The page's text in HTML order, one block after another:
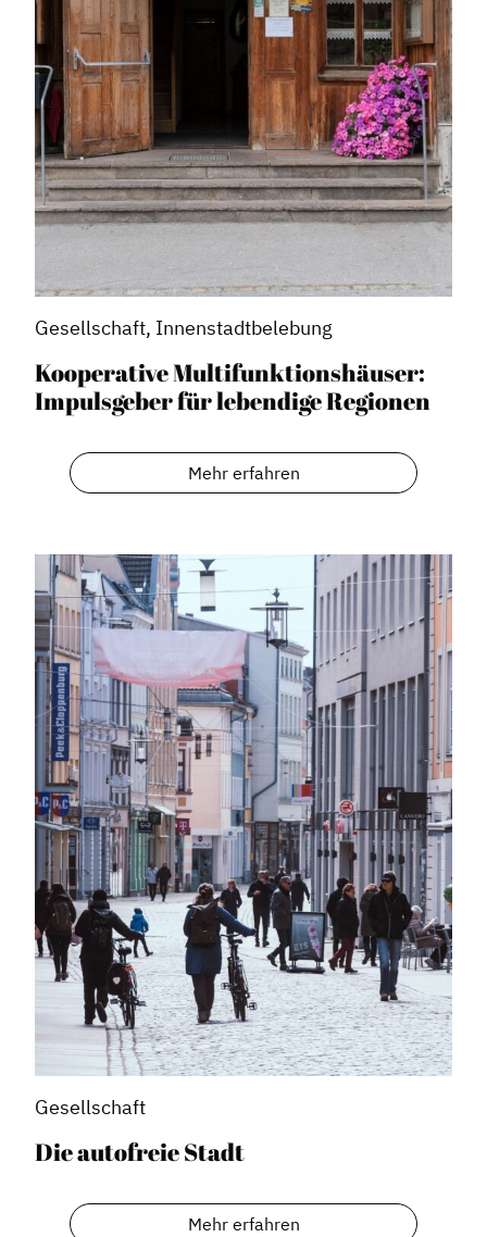
Gesellschaft, Innenstadtbelebung
Kooperative Multifunktionshäuser:
Impulsgeber für lebendige Regionen
Mehr erfahren
Gesellschaft
Die autofreie Stadt
Mehr erfahren